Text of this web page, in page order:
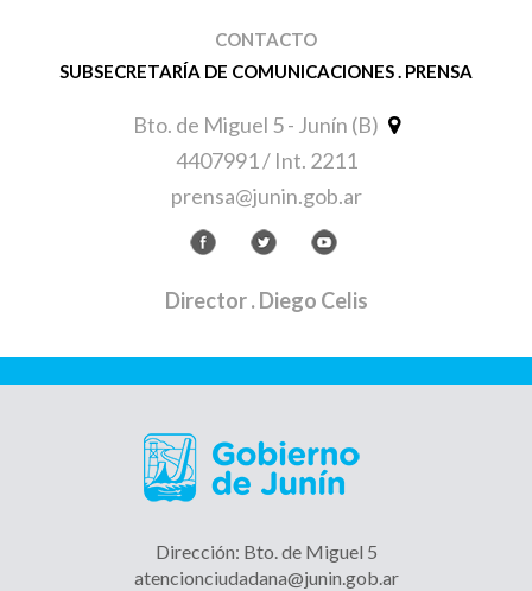
CONTACTO
SUBSECRETARÍA DE COMUNICACIONES . PRENSA
Bto. de Miguel 5 - Junín (B)
4407991 / Int. 2211
prensa@junin.gob.ar
Director. Diego Celis
Dirección: Bto. de Miguel 5
atencionciudadana@junin.gob.ar